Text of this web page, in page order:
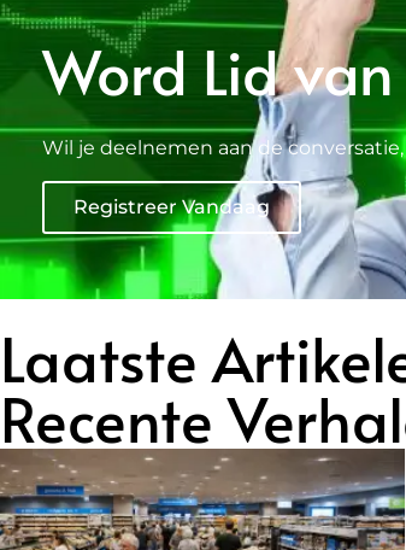
Word Lid
Wil je deelnemen aan de
Registreer Vandaag
Laatste
Recente